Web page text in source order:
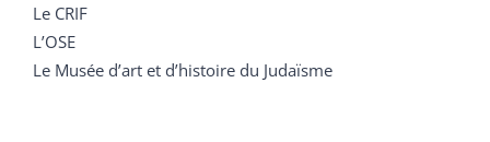
Le CRIF
L’OSE
Le Musée d’art et d’histoire du Judaïsme